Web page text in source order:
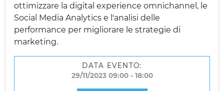
ottimizzare la digital experience omnichannel, le
Social Media Analytics e l'analisi delle
performance per migliorare le strategie di
marketing.
DATA EVENTO:
29/11/2023 09:00 - 18:00